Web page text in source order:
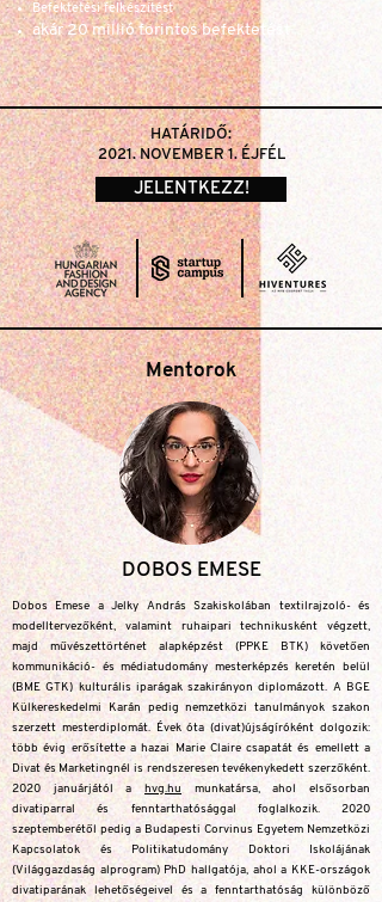
Befektetési felkészítést
akár 20 millió forintos befektetést
HATÁRIDŐ:
2021. NOVEMBER 1. ÉJFÉL
JELENTKEZZ!
Mentorok
DOBOS EMESE
Dobos Emese a Jelky András Szakiskolában textilrajzoló- és
modelltervezőként, valamint ruhaipari technikusként végzett,
majd művészettörténet alapképzést (PPKE BTK) követően
kommunikáció- és médiatudomány mesterképzés keretén belül
(BME GTK) kulturális iparágak szakirányon diplomázott. A BGE
Külkereskedelmi Karán pedig nemzetközi tanulmányok szakon
szerzett mesterdiplomát. Évek óta (divat)újságíróként dolgozik:
több évig erősítette a hazai Marie Claire csapatát és emellett a
Divat és Marketingnél is rendszeresen tevékenykedett szerzőként.
2020 januárjától a hvg.hu munkatársa, ahol elsősorban
divatiparral és fenntarthatósággal foglalkozik. 2020
szeptemberétől pedig a Budapesti Corvinus Egyetem Nemzetközi
Kapcsolatok és Politikatudomány Doktori Iskolájának
(Világgazdaság alprogram) PhD hallgatója, ahol a KKE-országok
divatiparának lehetőségeivel és a fenntarthatóság különböző